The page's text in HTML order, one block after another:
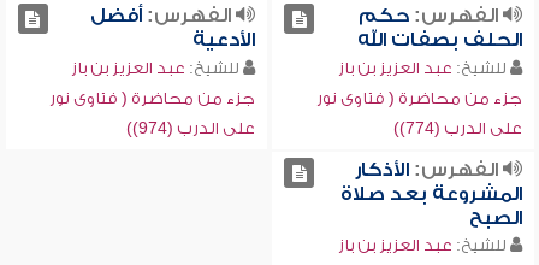
الفهرس:حكم
الحلف بصفات الله
للشيخ: عبد العزيز بن باز
جزء من محاضرة ( فتاوى نور
على الدرب (774))
الفهرس:أفضل
الأدعية
للشيخ: عبد العزيز بن باز
جزء من محاضرة ( فتاوى نور
على الدرب (974))
الفهرس:الأذكار
المشروعة بعد صلاة
الصبح
للشيخ: عبد العزيز بن باز